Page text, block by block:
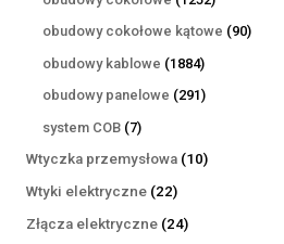
produkty
obudowy cokołowe kątowe 9090
obudowy kablowe 18841884
produkty
obudowy panelowe 291291
system COB 77
produktów
Wtyczka przemysłowa 1010
Wtyki elektryczne 2222
produkty
Złącza elektryczne 2424